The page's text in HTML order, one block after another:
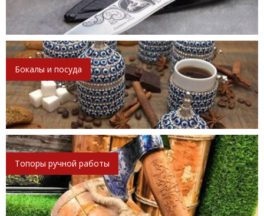
Бокалы и посуда
Топоры ручной работы